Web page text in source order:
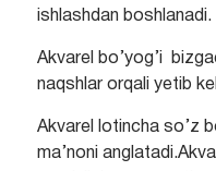
ishlashdan boshlanadi.
Akvarel bo’yog’i
naqshlar orqali yetib
Akvarel lotincha so’z
ma’noni